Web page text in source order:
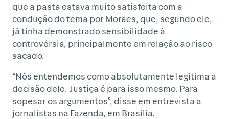
que a pasta estava muito satisfeita com a
condução do tema por Moraes, que, segundo ele,
já tinha demonstrado sensibilidade à
controvérsia, principalmente em relação ao risco
sacado.
“Nós entendemos como absolutamente legítima a
decisão dele. Justiça é para isso mesmo. Para
sopesar os argumentos”, disse em entrevista a
jornalistas na Fazenda, em Brasília.